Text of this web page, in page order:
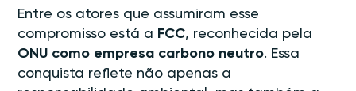
Entre os atores que assumiram esse
compromisso está a FCC, reconhecida pela
ONU como empresa carbono neutro. Essa
conquista reflete não apenas a